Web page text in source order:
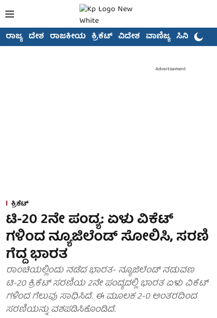
ರಾಜ್ಯ ದೇಶ ರಾಜಕೀಯ ಕ್ರಿಕೆಟ್ ವಿದೇಶ ವಾಣಿಜ್ಯ ಸಿನಿಮಾ
Advertisement
ಕ್ರಿಕೆಟ್
ಟಿ-20 2ನೇ ಪಂದ್ಯ: ಏಳು ವಿಕೆಟ್
ಗಳಿಂದ ನ್ಯೂಜಿಲೆಂಡ್ ಸೋಲಿಸಿ, ಸರಣಿ
ಗೆದ್ದ ಭಾರತ
ರಾಂಚಿಯಲ್ಲಿಂದು ನಡೆದ ಭಾರತ- ನ್ಯೂಜಿಲೆಂಡ್ ನಡುವಣ
ಟಿ-20 ಕ್ರಿಕೆಟ್ ಸರಣಿಯ 2ನೇ ಪಂದ್ಯದಲ್ಲಿ ಭಾರತ ಏಳು ವಿಕೆಟ್
ಗಳಿಂದ ಗೆಲುವು ಸಾಧಿಸಿದೆ. ಈ ಮೂಲಕ 2-0 ಅಂತರದಿಂದ
ಸರಣಿಯನ್ನು ವಶಪಡಿಸಿಕೊಂಡಿದೆ.